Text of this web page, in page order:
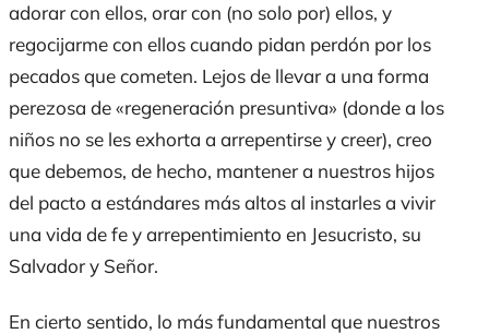
adorar con ellos, orar con (no solo por) ellos, y
regocijarme con ellos cuando pidan perdón por los
pecados que cometen. Lejos de llevar a una forma
perezosa de «regeneración presuntiva» (donde a los
niños no se les exhorta a arrepentirse y creer), creo
que debemos, de hecho, mantener a nuestros hijos
del pacto a estándares más altos al instarles a vivir
una vida de fe y arrepentimiento en Jesucristo, su
Salvador y Señor.
En cierto sentido, lo más fundamental que nuestros